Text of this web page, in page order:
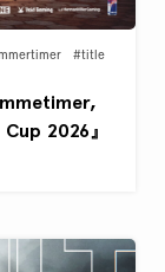
#title
2026』